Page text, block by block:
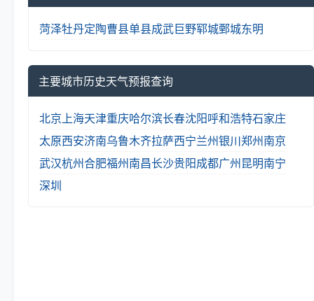
菏泽牡丹定陶曹县单县成武巨野郓城鄄城东明
主要城市历史天气预报查询
北京 上海天津重庆哈尔滨长春沈阳呼和浩特石家庄
太原西安济南乌鲁木齐拉萨西宁兰州银川郑州南京
武汉杭州合肥福州南昌长沙贵阳成都广州昆明南宁
深圳